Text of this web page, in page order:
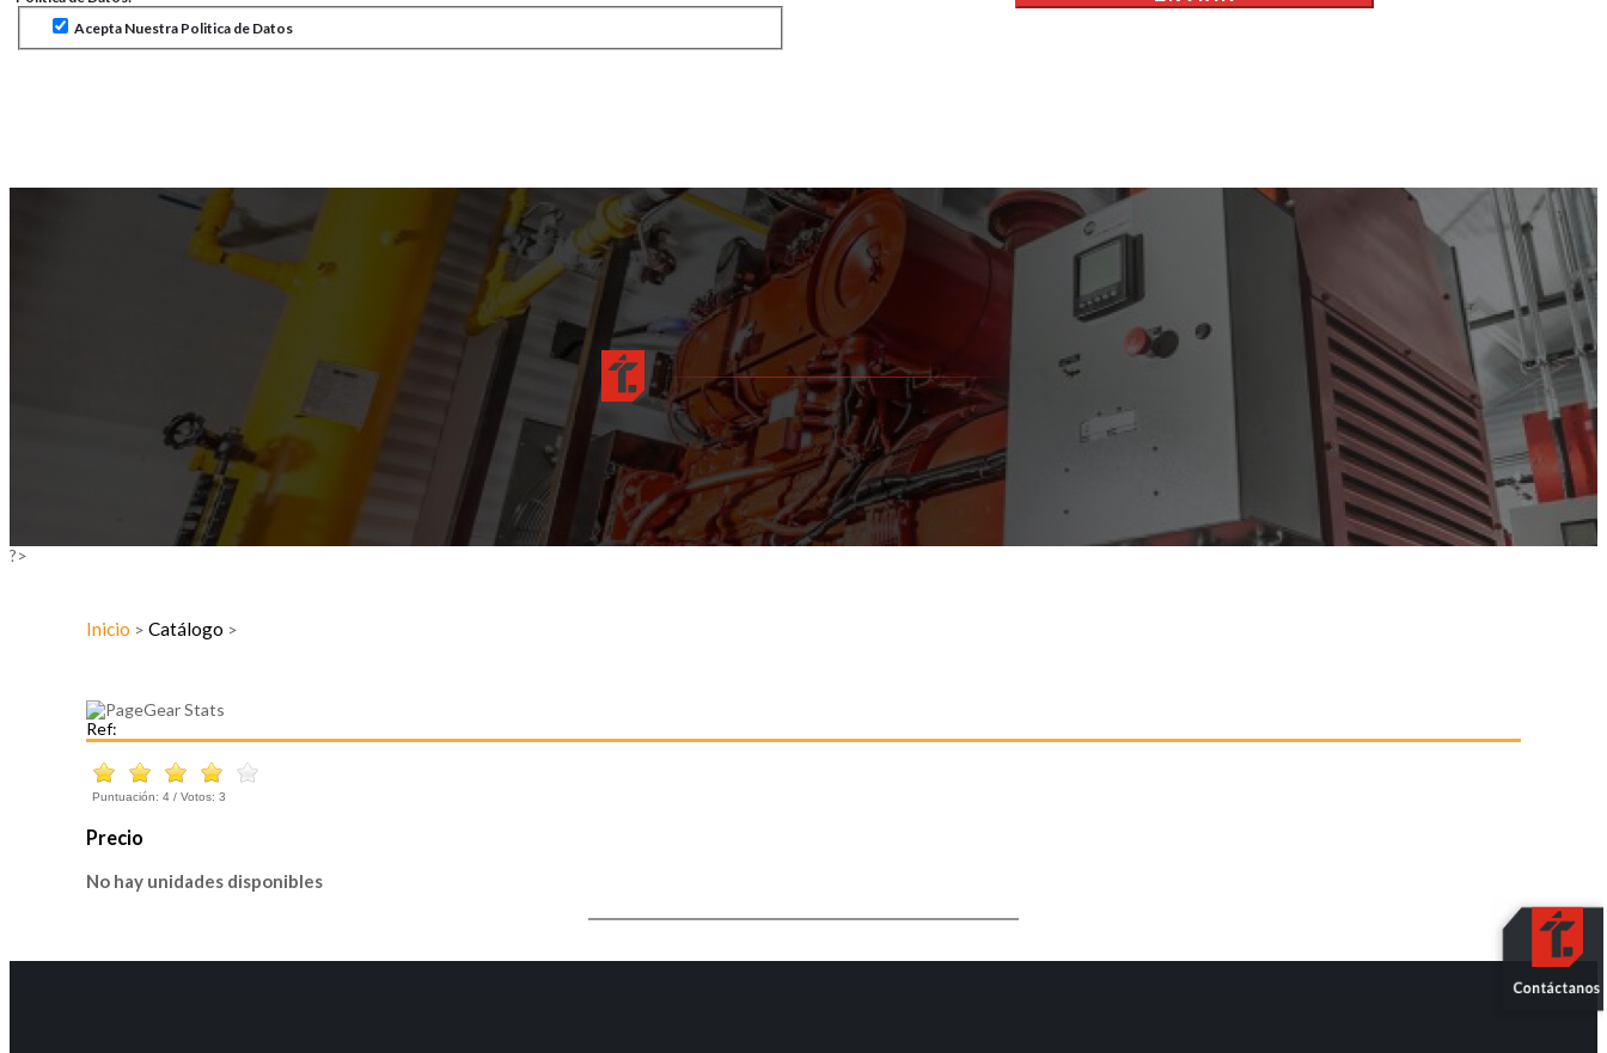
Acepta Nuestra Politica de Datos
?>
Inicio > Catálogo >
Ref:
Puntuación: 4 / Votos: 3
Precio
No hay unidades disponibles